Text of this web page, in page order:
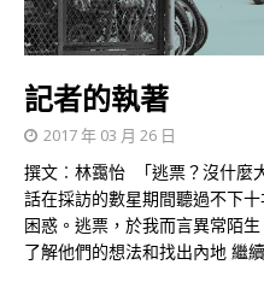
記者的執著
2017 年 03 月 26 日
撰文︰林靄怡 「逃票？沒什麼
話在採訪的數星期間聽過不下
困惑。逃票，於我而言異常陌
了解他們的想法和找出內地 繼